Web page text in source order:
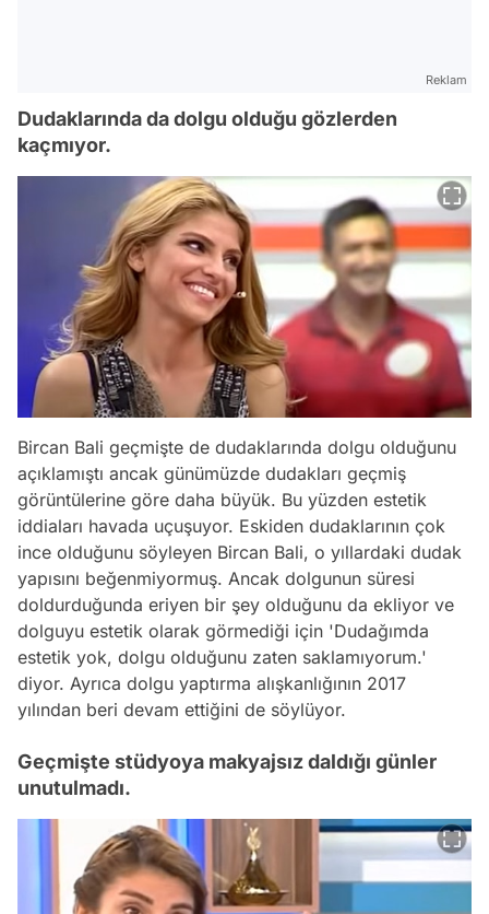
Reklam
Dudaklarında da dolgu olduğu gözlerden
kaçmıyor.
Bircan Bali geçmişte de dudaklarında dolgu olduğunu
açıklamıştı ancak günümüzde dudakları geçmiş
görüntülerine göre daha büyük. Bu yüzden estetik
iddiaları havada uçuşuyor. Eskiden dudaklarının çok
ince olduğunu söyleyen Bircan Bali, o yıllardaki dudak
yapısını beğenmiyormuş. Ancak dolgunun süresi
doldurduğunda eriyen bir şey olduğunu da ekliyor ve
dolguyu estetik olarak görmediği için 'Dudağımda
estetik yok, dolgu olduğunu zaten saklamıyorum.'
diyor. Ayrıca dolgu yaptırma alışkanlığının 2017
yılından beri devam ettiğini de söylüyor.
Geçmişte stüdyoya makyajsız daldığı günler
unutulmadı.